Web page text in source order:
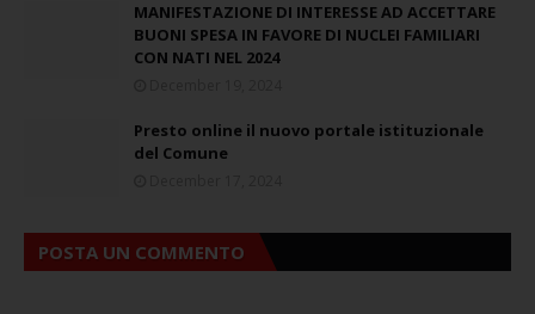
MANIFESTAZIONE DI INTERESSE AD ACCETTARE
BUONI SPESA IN FAVORE DI NUCLEI FAMILIARI
CON NATI NEL 2024
Presto online il nuovo portale istituzionale
del Comune
POSTA UN COMMENTO